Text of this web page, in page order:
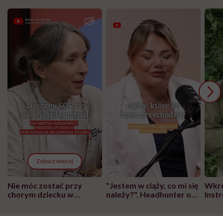
Zobacz więcej
Nie móc zostać przy
chorym dziecku w
"Jestem w ciąży, co mi się
należy?". Headhunter o